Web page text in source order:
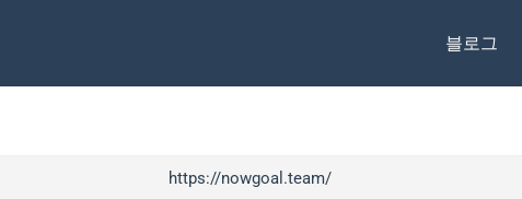
블로그
https://nowgoal.team/